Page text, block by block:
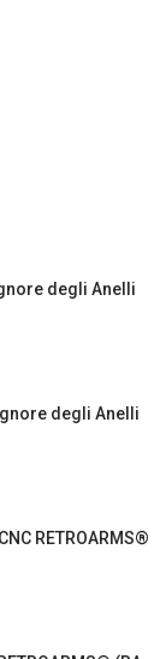
degli Anelli
degli Anelli
RETROARMS®